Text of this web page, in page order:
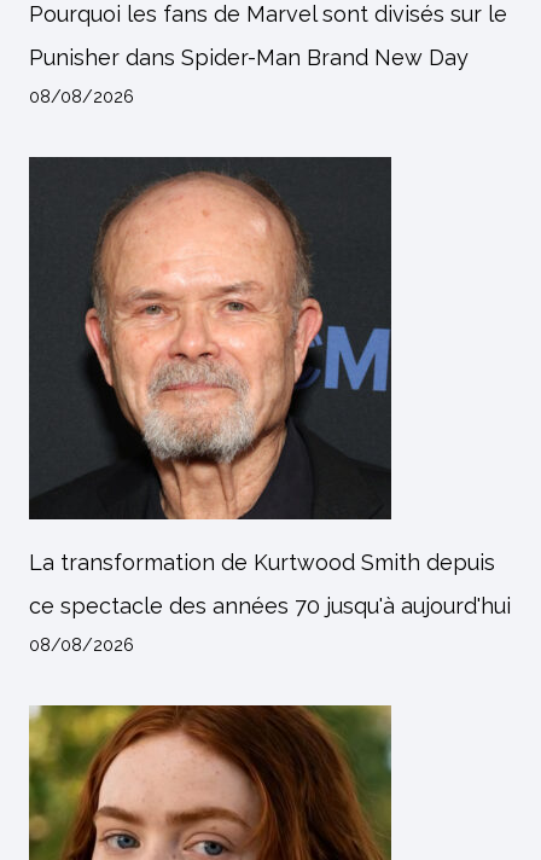
Pourquoi les fans de Marvel sont divisés sur le
Punisher dans Spider-Man Brand New Day
08/08/2026
La transformation de Kurtwood Smith depuis
ce spectacle des années 70 jusqu'à aujourd'hui
08/08/2026